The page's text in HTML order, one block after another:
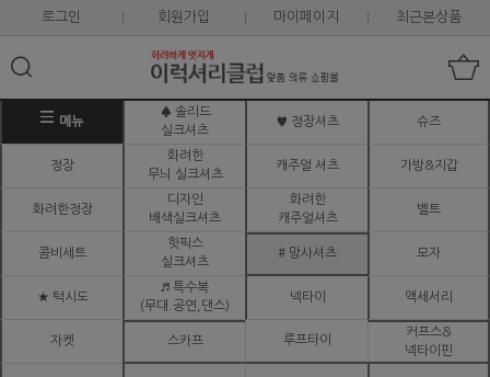
로그인 회원가입 마이페이지 최근본상품
메뉴
♠ 솔리드
실크셔츠
♥ 정장셔츠 슈즈
정장
화려한
무늬 실크셔츠
캐주얼 셔츠 가방&지갑
화려한정장
디자인
배색실크셔츠
화려한
캐주얼셔츠
벨트
콤비세트
핫픽스
실크셔츠
# 망사셔츠 모자
★ 턱시도
♬ 특수복
(무대.공연,댄스)
넥타이 액세서리
자켓 스카프 루프타이
커프스&
넥타이핀